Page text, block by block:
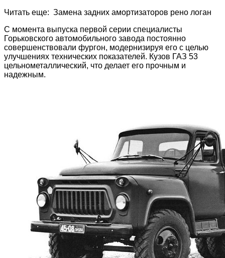
Читать еще: Замена задних амортизаторов рено логан
С момента выпуска первой серии специалисты
Горьковского автомобильного завода постоянно
совершенствовали фургон, модернизируя его с целью
улучшениях технических показателей. Кузов ГАЗ 53
цельнометаллический, что делает его прочным и
надежным.